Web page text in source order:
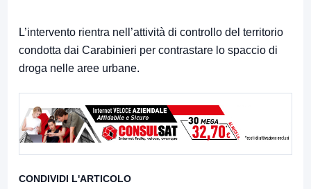
L’intervento rientra nell’attività di controllo del territorio
condotta dai Carabinieri per contrastare lo spaccio di
droga nelle aree urbane.
CONDIVIDI L'ARTICOLO